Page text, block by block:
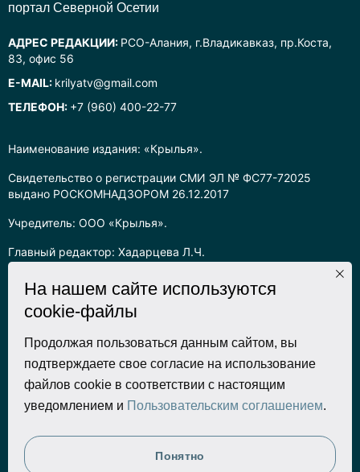
Наименование издания: «Крылья».
Свидетельство о регистрации СМИ ЭЛ № ФС77-72025
выдано РОСКОМНАДЗОРОМ 26.12.2017
Учредитель: ООО «Крылья».
Главный редактор: Хадарцева Л.Ч.
Информация на сайте предназначена для лиц старше 16 лет.
Все права на любые материалы, опубликованные на сайте,
защищены в соответствии с российским законодательством
об интеллектуальной собственности. Любое использование
текстовых, фото, аудио и видеоматериалов возможно только
с согласия правообладателя (ООО «Крылья») и при строгом
наличии ссылки на ресурс. Для сетевых ресурсов –
гиперссылка.
Разработка сайта
портал Северной Осетии
АДРЕС РЕДАКЦИИ: РСО-Алания, г.Владикавказ, пр.Коста,
83, офис 56
E-MAIL: krilyatv@gmail.com
ТЕЛЕФОН: +7 (960) 400-22-77
На нашем сайте используются
cookie-файлы
Продолжая пользоваться данным сайтом, вы
подтверждаете свое согласие на использование
файлов cookie в соответствии с настоящим
уведомлением и Пользовательским соглашением.
Понятно